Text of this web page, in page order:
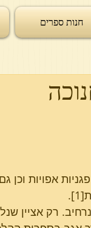
חנות ספרים
אפויות וכן
רק אציין
טו בשבט -
הבריאה